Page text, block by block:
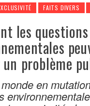
FAITS DIVERS
les questions
problème
en